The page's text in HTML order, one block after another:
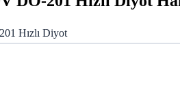
Hızlı Diyot